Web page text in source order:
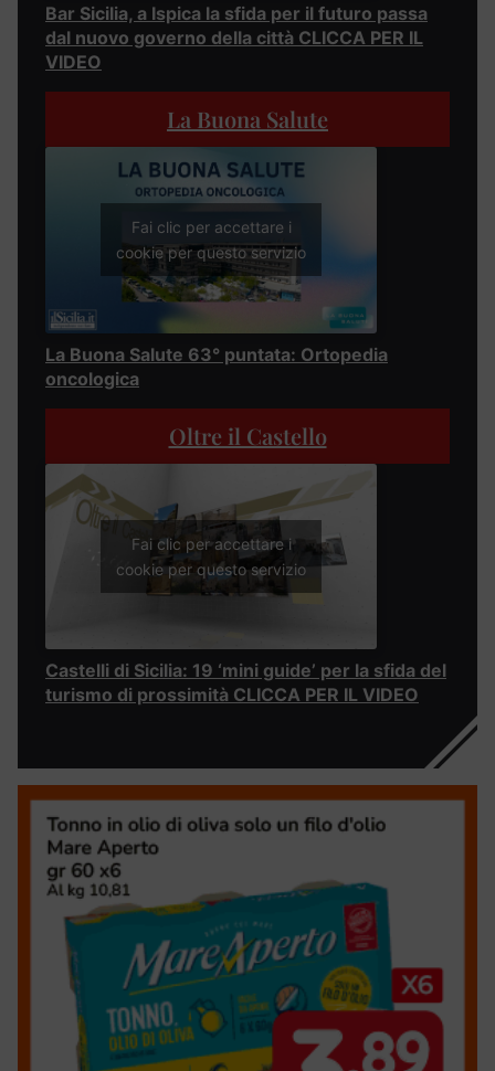
Bar Sicilia, a Ispica la sfida per il futuro passa
dal nuovo governo della città CLICCA PER IL
VIDEO
La Buona Salute
Fai clic per accettare i
cookie per questo servizio
La Buona Salute 63° puntata: Ortopedia
oncologica
Oltre il Castello
Fai clic per accettare i
cookie per questo servizio
Castelli di Sicilia: 19 ‘mini guide’ per la sfida del
turismo di prossimità CLICCA PER IL VIDEO